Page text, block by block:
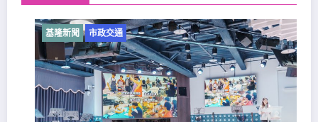
基隆新聞 市政交通